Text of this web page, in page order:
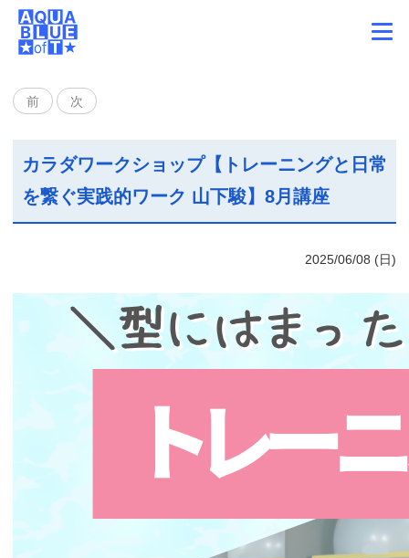
前 次
カラダワークショップ【トレーニングと日常
を繋ぐ実践的ワーク 山下駿】8月講座
2025/06/08 (日)